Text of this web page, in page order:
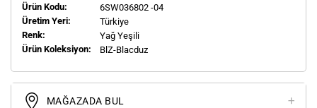
Ürün Kodu:
6SW036802 -04
Üretim Yeri:
Türkiye
Renk:
Yağ Yeşili
Ürün Koleksiyon:
BlZ-Blacduz
MAĞAZADA BUL